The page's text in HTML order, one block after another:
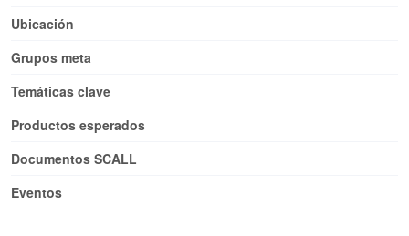
Ubicación
Grupos meta
Temáticas clave
Productos esperados
Documentos SCALL
Eventos